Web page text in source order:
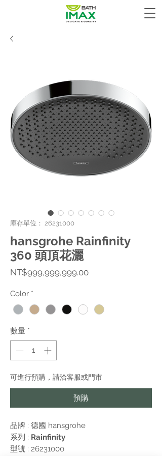
庫存單位： 26231000
hansgrohe Rainfinity
360 頭頂花灑
NT$999,999,999.00價
Color *
數量 *
可進行預購，請洽客服或門市
預購
品牌 : 德國 hansgrohe
系列 : Rainfinity
型號 : 26231000